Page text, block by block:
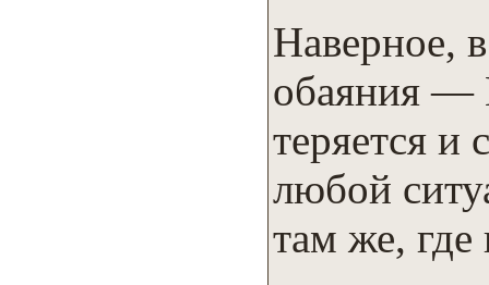
Наверное,
обаяния —
теряется и
любой
там же, где